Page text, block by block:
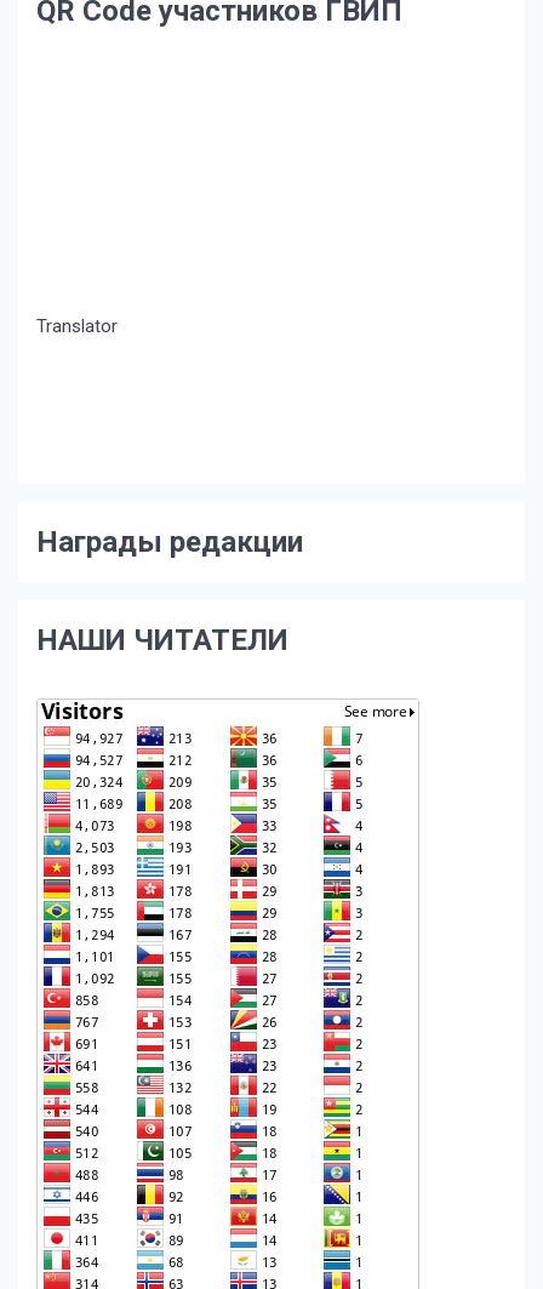
QR Code участников ГВИП
Translator
Награды редакции
НАШИ ЧИТАТЕЛИ